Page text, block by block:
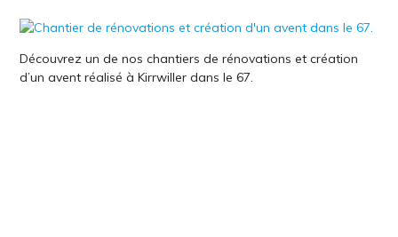
Découvrez un de nos chantiers de rénovations et création
d’un avent réalisé à Kirrwiller dans le 67.